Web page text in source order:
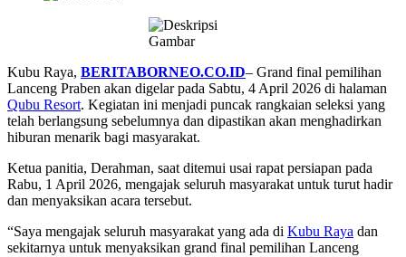
Kubu Raya, BERITABORNEO.CO.ID– Grand final pemilihan
Lanceng Praben akan digelar pada Sabtu, 4 April 2026 di halaman
Qubu Resort. Kegiatan ini menjadi puncak rangkaian seleksi yang
telah berlangsung sebelumnya dan dipastikan akan menghadirkan
hiburan menarik bagi masyarakat.
Ketua panitia, Derahman, saat ditemui usai rapat persiapan pada
Rabu, 1 April 2026, mengajak seluruh masyarakat untuk turut hadir
dan menyaksikan acara tersebut.
“Saya mengajak seluruh masyarakat yang ada di Kubu Raya dan
sekitarnya untuk menyaksikan grand final pemilihan Lanceng